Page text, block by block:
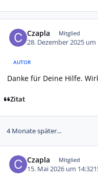
Czapla Mitglied
28. Dezember 2025 um
AUTOR
Danke für Deine Hilfe.
Zitat
4 Monate später...
Czapla Mitglied
15. Mai 2026 um 14:32